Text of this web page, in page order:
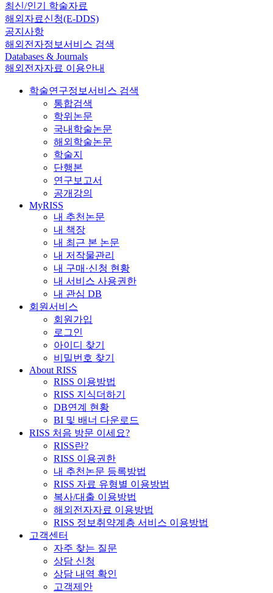
최신/인기 학술자료
해외자료신청(E-DDS)
공지사항
해외전자정보서비스 검색
Databases & Journals
해외전자자료 이용안내
학술연구정보서비스 검색
통합검색
학위논문
국내학술논문
해외학술논문
학술지
단행본
연구보고서
공개강의
MyRISS
내 추천논문
내 책장
내 최근 본 논문
내 저작물관리
내 구매·신청 현황
내 서비스 사용권한
내 관심 DB
회원서비스
회원가입
로그인
아이디 찾기
비밀번호 찾기
About RISS
RISS 이용방법
RISS 지식더하기
DB연계 현황
BI 및 배너 다운로드
RISS 처음 방문 이세요?
RISS란?
RISS 이용권한
내 추천논문 등록방법
RISS 자료 유형별 이용방법
복사/대출 이용방법
해외전자자료 이용방법
RISS 정보취약계층 서비스 이용방법
고객센터
자주 찾는 질문
상담 신청
상담 내역 확인
고객제안